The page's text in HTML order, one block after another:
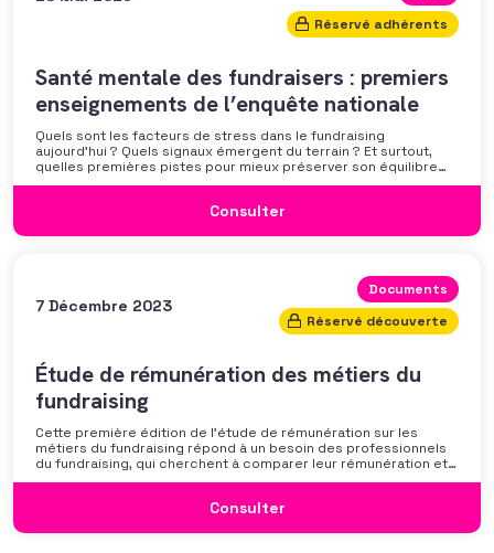
Réservé adhérents
Santé mentale des fundraisers : premiers
enseignements de l’enquête nationale
Quels sont les facteurs de stress dans le fundraising
aujourd’hui ? Quels signaux émergent du terrain ? Et surtout,
quelles premières pistes pour mieux préserver son équilibre
professionnel ? L’AFF vous propose un webinaire pour découvrir
discussion autour des mécanismes
Consulter
7 Décembre 2023
Documents
Réservé découverte
Étude de rémunération des métiers du
fundraising
Cette première édition de l’étude de rémunération sur les
métiers du fundraising répond à un besoin des professionnels
du fundraising, qui cherchent à comparer leur rémunération et à
se positionner. Elle répond également à une préoccupation
des politiques salariales comme un enjeu majeur,
Consulter